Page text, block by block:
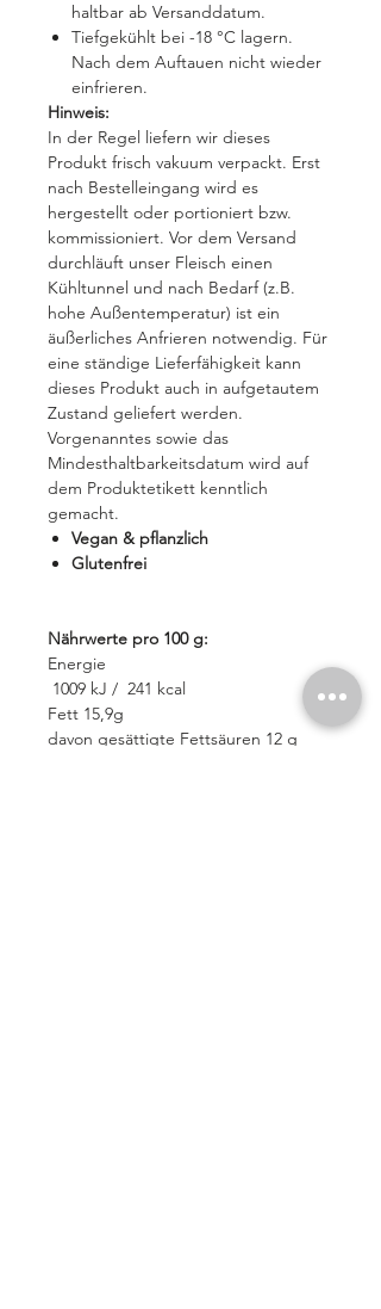
haltbar ab Versanddatum.
Tiefgekühlt bei -18 °C lagern.
Nach dem Auftauen nicht wieder
einfrieren.
Hinweis:
In der Regel liefern wir dieses
Produkt frisch vakuum verpackt. Erst
nach Bestelleingang wird es
hergestellt oder portioniert bzw.
kommissioniert. Vor dem Versand
durchläuft unser Fleisch einen
Kühltunnel und nach Bedarf (z.B.
hohe Außentemperatur) ist ein
äußerliches Anfrieren notwendig. Für
eine ständige Lieferfähigkeit kann
dieses Produkt auch in aufgetautem
Zustand geliefert werden.
Vorgenanntes sowie das
Mindesthaltbarkeitsdatum wird auf
dem Produktetikett kenntlich
gemacht.
Vegan & pflanzlich
Glutenfrei
Nährwerte pro 100 g:
Energie
1009 kJ / 241 kcal
Fett 15,9g
davon gesättigte Fettsäuren 12 g